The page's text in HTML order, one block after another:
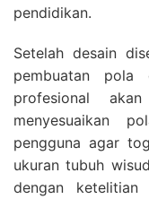
pendidikan.
Setelah desain
pembuatan pola
profesional
menyesuaikan
pengguna agar
ukuran tubuh
dengan